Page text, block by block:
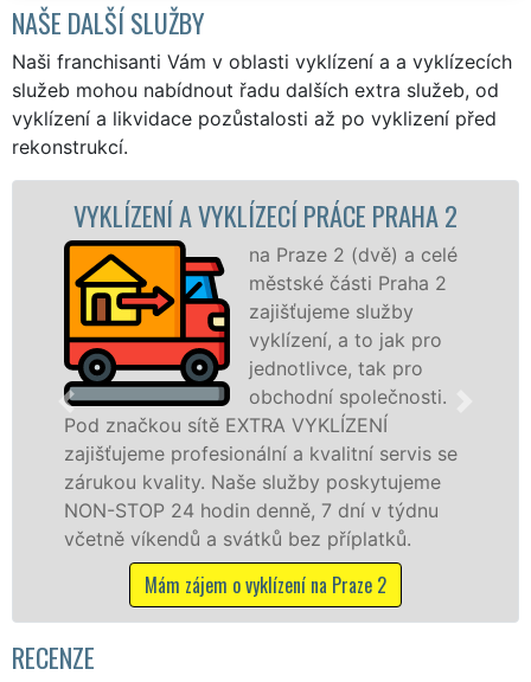
NAŠE DALŠÍ SLUŽBY
Naši franchisanti Vám v oblasti vyklízení a a vyklízecích
služeb mohou nabídnout řadu dalších extra služeb, od
vyklízení a likvidace pozůstalosti až po vyklizení před
rekonstrukcí.
VYKLÍZENÍ A VYKLÍZECÍ PRÁCE PRAHA 2
na Praze 2 (dvě) a celé
městské části Praha 2
zajišťujeme služby
vyklízení, a to jak pro
jednotlivce, tak pro
obchodní společnosti.
Pod značkou sítě EXTRA VYKLÍZENÍ
zajišťujeme profesionální a kvalitní servis se
zárukou kvality. Naše služby poskytujeme
NON-STOP 24 hodin denně, 7 dní v týdnu
včetně víkendů a svátků bez příplatků.
Mám zájem o vyklízení na Praze 2
RECENZE